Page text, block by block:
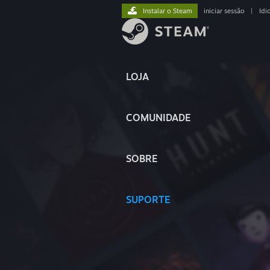
LOJA
COMUNIDADE
SOBRE
SUPORTE
Instalar o Steam iniciar sessão